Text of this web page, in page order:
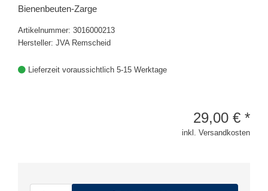
Bienenbeuten-Zarge
Artikelnummer: 3016000213
Hersteller: JVA Remscheid
Lieferzeit voraussichtlich 5-15 Werktage
29,00 € *
inkl. Versandkosten